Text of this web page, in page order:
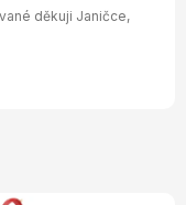
děkuji Janičce,